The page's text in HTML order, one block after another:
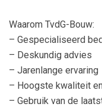
Waarom TvdG-Bouw:
– Gespecialiseerd
– Deskundig advies
– Jarenlange ervaring
– Hoogste kwaliteit
– Gebruik van de